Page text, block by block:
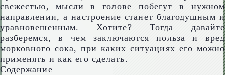
свежестью, мысли в голове побегут в нужном
направлении, а настроение станет благодушным и
уравновешенным. Хотите? Тогда давайте
разберемся, в чем заключаются польза и вред
морковного сока, при каких ситуациях его можно
применять и как его сделать.
Содержание